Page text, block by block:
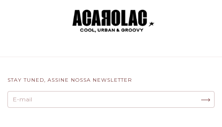
STAY TUNED, ASSINE NOSSA NEWSLETTER